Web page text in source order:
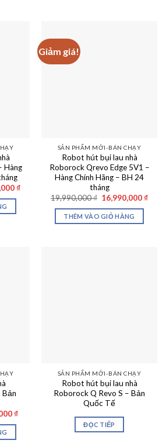
Hàng
₫.
₫Giá
13,990,000 ₫.
Giảm giá!
SẢN PHẨM MỚI-BÁN CHẠY
Robot hút bụi lau nhà
Roborock Qrevo Edge 5V1 –
Hàng Chính Hãng – BH 24
tháng
19,990,000₫ Giá
gốc
là:
19,990,000 ₫.
16,990,000 ₫Giá
THÊM VÀO GIỎ HÀNG
Bản
₫.
₫Giá
SẢN PHẨM MỚI-BÁN CHẠY
Robot hút bụi lau nhà
Roborock Q Revo S – Bản
Quốc Tế
ĐỌC TIẾP